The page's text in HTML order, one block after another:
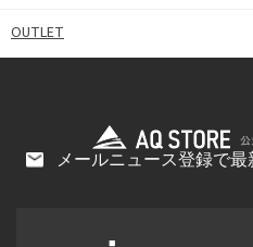
OUTLET
メールニュース登録で